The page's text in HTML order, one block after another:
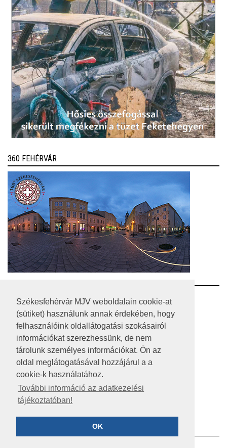
Székesfehérvár MJV weboldalain cookie-at
(sütiket) használunk annak érdekében, hogy
felhasználóink oldallátogatási szokásairól
információkat szerezhessünk, de nem
tárolunk személyes információkat. Ön az
oldal meglátogatásával hozzájárul a a
cookie-k használatához.
További információ az adatkezelési
tájékoztatóban!
OK
360 FEHÉRVÁR
RSS
A HONLAP 2017.03.31-I ÁLLAPOTA
JOGI NYILATKOZAT
IMPRESSZUM
KÖZÉRDEKŰ ADATOK